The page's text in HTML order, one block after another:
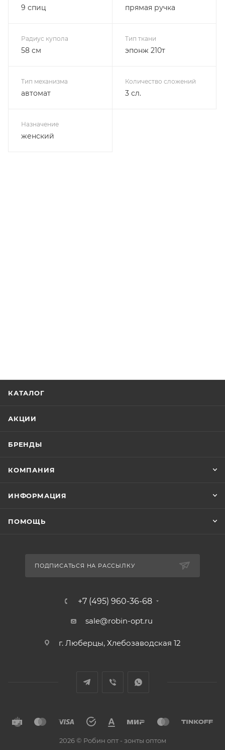
9 спиц прямая ручка
Радиус купола
58 см
Тип ткани
эпонж 210т
Тип механизма
автомат
Количество сложений
3 сл.
Назначение
женский
КАТАЛОГ
АКЦИИ
БРЕНДЫ
КОМПАНИЯ
ИНФОРМАЦИЯ
ПОМОЩЬ
ПОДПИСАТЬСЯ НА РАССЫЛКУ
+7 (495) 960-36-68
sale@robin-opt.ru
г. Люберцы, Хлебозаводская 12
2026 © Робин опт - зонты оптом